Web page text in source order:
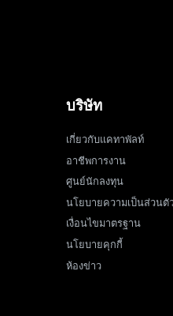
บริษัท
เกี่ยวกับแคทาพัลท์
อาชีพการงาน
ศูนย์นักลงทุน
นโยบายความเป็นส่วนตั
เงื่อนไขมาตรฐาน
นโยบายคุกกี้
ห้องข่าว